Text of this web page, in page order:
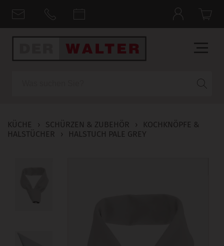
KÜCHE › SCHÜRZEN & ZUBEHÖR ›
KOCHKNÖPFE &
HALSTÜCHER
› HALSTUCH PALE GREY